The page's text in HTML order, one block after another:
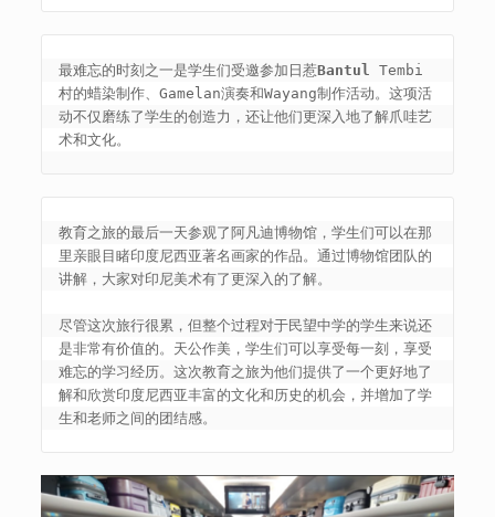
最难忘的时刻之一是学生们受邀参加日惹Bantul Tembi
村的蜡染制作、Gamelan演奏和Wayang制作活动。这项活
动不仅磨练了学生的创造力，还让他们更深入地了解爪哇艺
术和文化。
教育之旅的最后一天参观了阿凡迪博物馆，学生们可以在那
里亲眼目睹印度尼西亚著名画家的作品。通过博物馆团队的
讲解，大家对印尼美术有了更深入的了解。
尽管这次旅行很累，但整个过程对于民望中学的学生来说还
是非常有价值的。天公作美，学生们可以享受每一刻，享受
难忘的学习经历。这次教育之旅为他们提供了一个更好地了
解和欣赏印度尼西亚丰富的文化和历史的机会，并增加了学
生和老师之间的团结感。